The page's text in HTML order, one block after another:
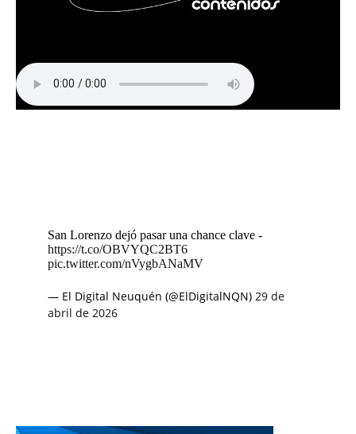
San Lorenzo dejó pasar una chance clave -
https://t.co/OBVYQC2BT6
pic.twitter.com/nVygbANaMV
— El Digital Neuquén (@ElDigitalNQN) 29 de
abril de 2026